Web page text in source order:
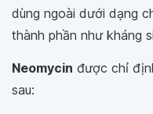
dùng ngoài dưới dạng
thành phần như kháng
Neomycin được chỉ
sau: